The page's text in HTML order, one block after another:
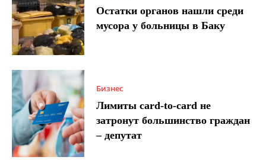
Остатки органов нашли среди
мусора у больницы в Баку
Бизнес
Лимиты card-to-card не
затронут большинство граждан
– депутат